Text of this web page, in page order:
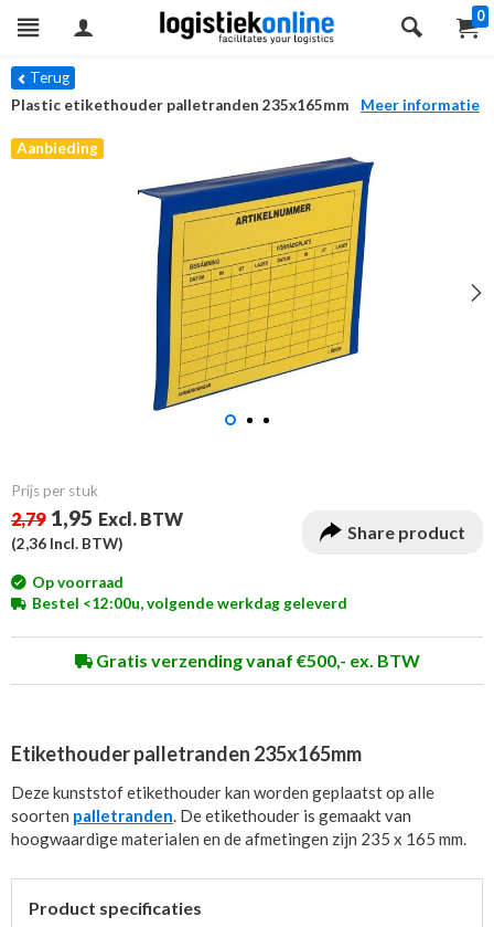
0
Terug
Plastic etikethouder palletranden 235x165mm
Meer informatie
Aanbieding
Prijs per stuk
2,79 1,95 Excl. BTW
(2,36 Incl. BTW)
Share product
Op voorraad
Bestel <12:00u, volgende werkdag geleverd
Gratis verzending vanaf €500,- ex. BTW
Etikethouder palletranden 235x165mm
Deze kunststof etikethouder kan worden geplaatst op alle
soorten palletranden. De etikethouder is gemaakt van
hoogwaardige materialen en de afmetingen zijn 235 x 165 mm.
Product specificaties